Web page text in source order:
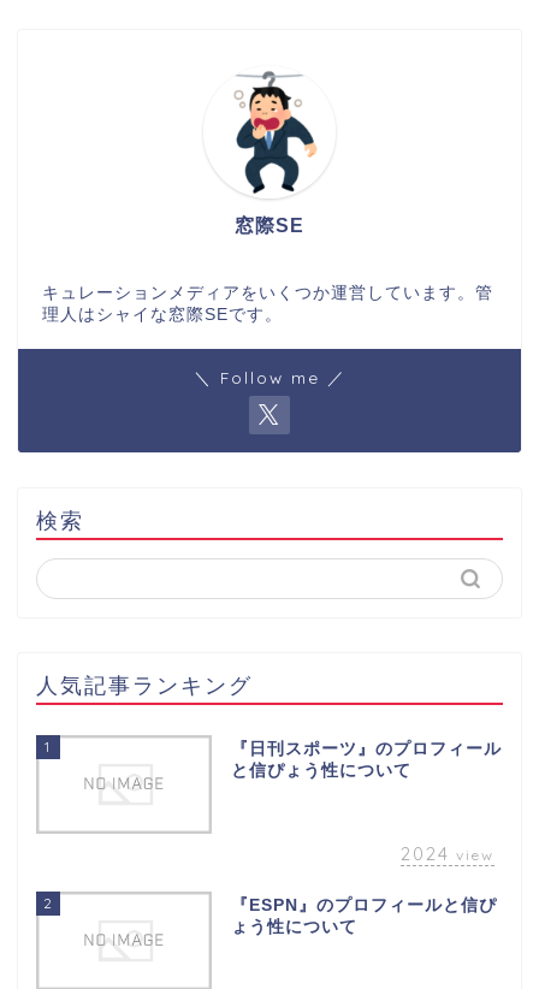
窓際SE
キュレーションメディアをいくつか運営しています。管
理人はシャイな窓際SEです。
＼ Follow me ／
検索
人気記事ランキング
1
『日刊スポーツ』のプロフィール
と信ぴょう性について
2024 view
2
『ESPN』のプロフィールと信ぴ
ょう性について